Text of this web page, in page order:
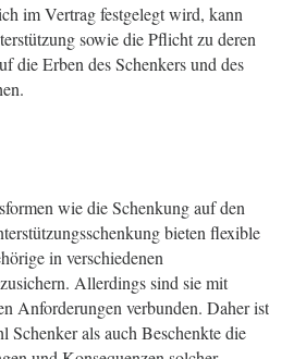
im Vertrag festgelegt wird, kann
sowie die Pflicht zu deren
die Erben des Schenkers und des
wie die Schenkung auf den
bieten flexible
in verschiedenen
Allerdings sind sie mit
Anforderungen verbunden. Daher ist
Schenker als auch Beschenkte die